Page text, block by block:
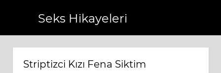
Seks Hikayeleri
Striptizci Kızı Fena Siktim